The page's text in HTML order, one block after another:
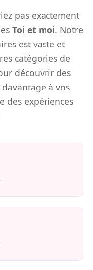
pas exactement
Toi et moi. Notre
est vaste et
catégories de
découvrir des
à vos
des expériences